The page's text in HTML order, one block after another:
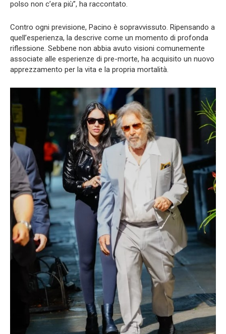
polso non c’era più”, ha raccontato.
Contro ogni previsione, Pacino è sopravvissuto. Ripensando a
quell’esperienza, la descrive come un momento di profonda
riflessione. Sebbene non abbia avuto visioni comunemente
associate alle esperienze di pre-morte, ha acquisito un nuovo
apprezzamento per la vita e la propria mortalità.